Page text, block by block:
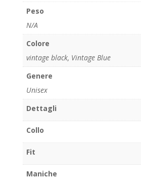
Peso
N/A
Colore
vintage black, Vintage Blue
Genere
Unisex
Dettagli
Collo
Fit
Maniche